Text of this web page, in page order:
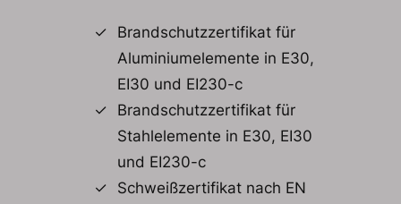
Brandschutzzertifikat für
Aluminiumelemente in E30,
EI30 und EI230-c
Brandschutzzertifikat für
Stahlelemente in E30, EI30
und EI230-c
Schweißzertifikat nach EN